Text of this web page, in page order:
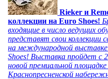
Rieker и
коллекции на Euro Shoes!
входящие в число ведущих
представят свои коллекции
на международной выставке
Shoes! Выставка пройдет c
новой премиальной
Краснопресненской